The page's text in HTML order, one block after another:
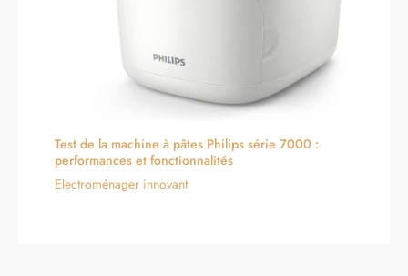
Test de la machine à pâtes Philips série 7000 :
performances et fonctionnalités
Electroménager innovant